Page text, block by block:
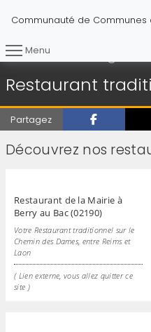
Communauté de
Menu
Vous êtes ici :
Restaurant
Partagez
Découvrez nos
Restaurant de la Mairie à
Berry au Bac (02190)
Votre Restaurant traditionnel sur le
Chemin des Dames, entre Reims et
Laon
( Lien externe, vous allez quitter ce
site )